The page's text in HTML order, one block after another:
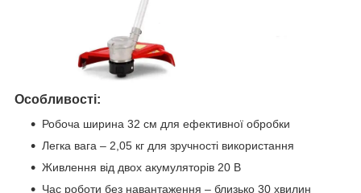
Особливості:
Робоча ширина 32 см для ефективної обробки
Легка вага – 2,05 кг для зручності використання
Живлення від двох акумуляторів 20 В
Час роботи без навантаження – близько 30 хвилин